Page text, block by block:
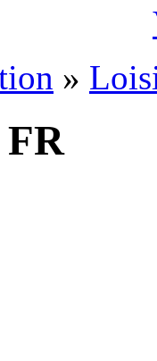
»
FR